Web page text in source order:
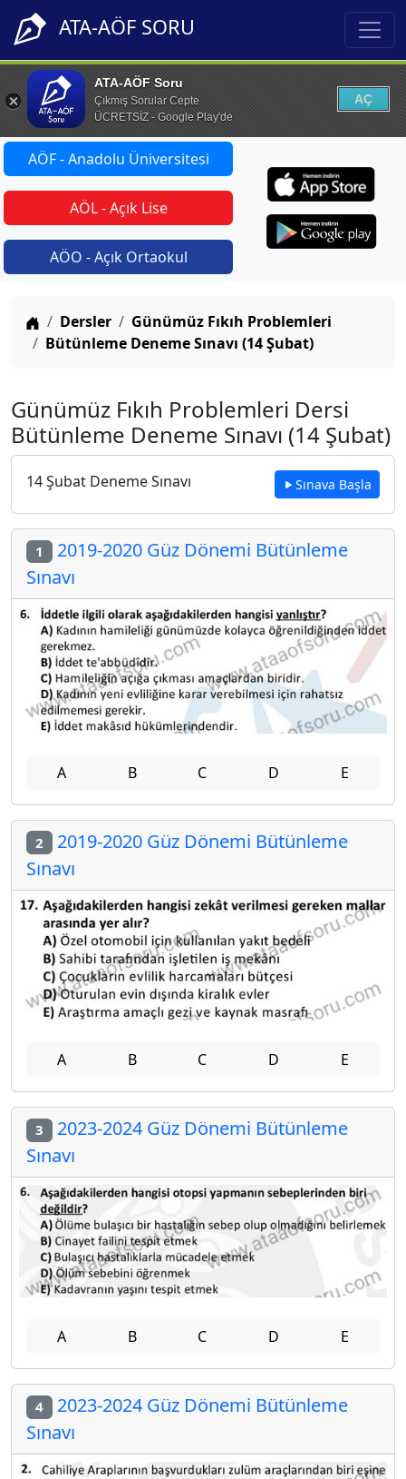
ATA-AÖF SORU
ATA-AÖF Soru
Çıkmış Sorular Cepte
ÜCRETSİZ - Google Play'de
AÇ
AÖF - Anadolu Üniversitesi
AÖL - Açık Lise
AÖO - Açık Ortaokul
Anasayfa
Dersler
Günümüz Fıkıh Problemleri
Bütünleme Deneme Sınavı (14 Şubat)
Günümüz Fıkıh Problemleri Dersi
Bütünleme Deneme Sınavı (14 Şubat)
14 Şubat Deneme Sınavı Sınava Başla
1 2019-2020 Güz Dönemi Bütünleme
Sınavı
A B C D E
2 2019-2020 Güz Dönemi Bütünleme
Sınavı
A B C D E
3 2023-2024 Güz Dönemi Bütünleme
Sınavı
A B C D E
4 2023-2024 Güz Dönemi Bütünleme
Sınavı